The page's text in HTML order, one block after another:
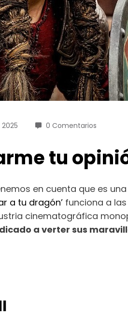
2025 0 Comentarios
tu
en cuenta que es
a tu dragón’ funciona a
cinematográfica
a verter sus